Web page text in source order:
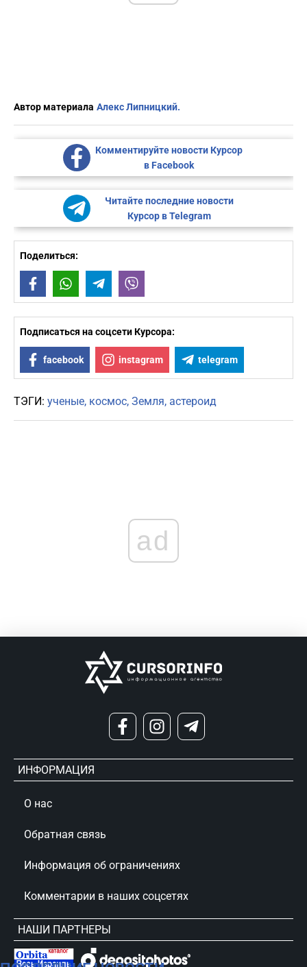
Автор материала Алекс Липницкий.
Комментируйте новости Курсор
в Facebook
Читайте последние новости
Курсор в Telegram
Поделиться:
FacebookWhatsAppTelegram
Подписаться на соцсети Курсора:
facebook instagram telegram
ТЭГИ: ученые космос Земля астероид
ad
ИНФОРМАЦИЯ
О нас
Обратная связь
Информация об ограничениях
Комментарии в наших соцсетях
НАШИ ПАРТНЕРЫ